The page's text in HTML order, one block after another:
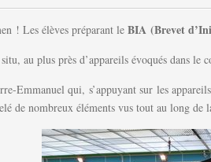
! Les élèves préparant le BIA (Brevet
au plus près d’appareils évoqués dans le
Emmanuel qui, s’appuyant sur les
de nombreux éléments vus tout au long de